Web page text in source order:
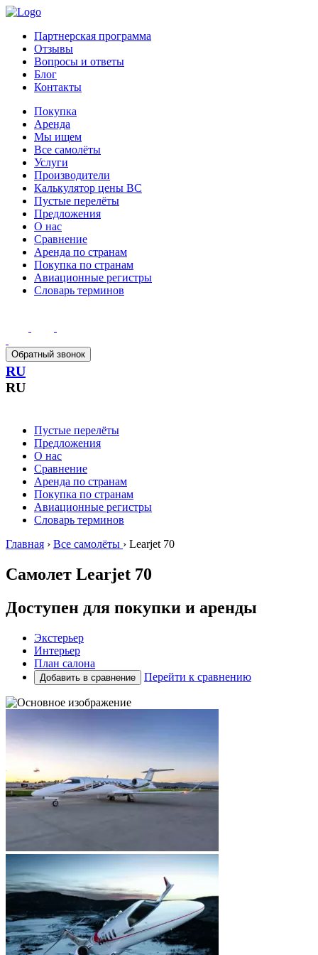
Партнерская программа
Отзывы
Вопросы и ответы
Блог
Контакты
Покупка
Аренда
Мы ищем
Все самолёты
Услуги
Производители
Калькулятор цены ВС
Пустые перелёты
Предложения
О нас
Сравнение
Аренда по странам
Покупка по странам
Авиационные регистры
Словарь терминов
Обратный звонок
RU
RU
Пустые перелёты
Предложения
О нас
Сравнение
Аренда по странам
Покупка по странам
Авиационные регистры
Словарь терминов
Главная › Все самолёты › Learjet 70
Самолет Learjet 70
Доступен для покупки и аренды
Экстерьер
Интерьер
План салона
Добавить в сравнение Перейти к сравнению